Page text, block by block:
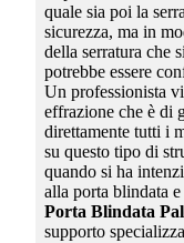
quale sia poi la
sicurezza, ma in
della serratura che
potrebbe essere
Un professionista
effrazione che è di
direttamente tutti i
su questo tipo di
quando si ha
alla porta blindata
Porta Blindata
supporto